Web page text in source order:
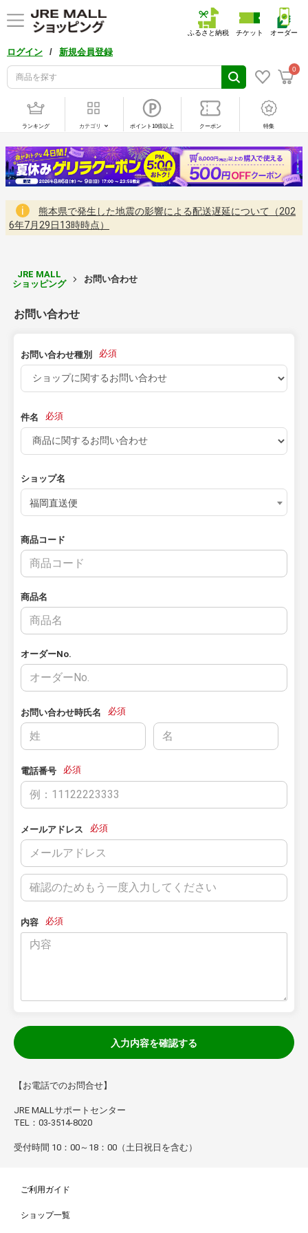
ログイン / 新規会員登録
0
ふるさと納税 チケット オーダー
ランキング カテゴリ ポイント10倍以上 クーポン 特集
熊本県で発生した地震の影響による配送遅延について（202
6年7月29日13時時点）
JRE MALL
ショッピング
お問い合わせ
お問い合わせ
お問い合わせ種別 必須
件名 必須
ショップ名
福岡直送便
商品コード
商品名
オーダーNo.
お問い合わせ時氏名 必須
電話番号 必須
メールアドレス 必須
内容 必須
入力内容を確認する
【お電話でのお問合せ】
JRE MALLサポートセンター
TEL：03-3514-8020
受付時間 10：00～18：00（土日祝日を含む）
ご利用ガイド
ショップ一覧